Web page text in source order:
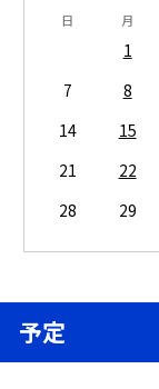
日 月
1
7
8
14
15
21
22
28
29
予定